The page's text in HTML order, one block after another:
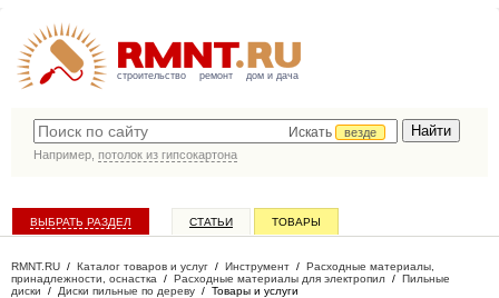
строительство ремонт дом и дача
Искать
везде
Например, потолок из гипсокартона
ВЫБРАТЬ РАЗДЕЛ СТАТЬИ ТОВАРЫ
RMNT.RU / Каталог товаров и услуг / Инструмент / Расходные материалы,
принадлежности, оснастка / Расходные материалы для электропил / Пильные
диски / Диски пильные по дереву / Товары и услуги